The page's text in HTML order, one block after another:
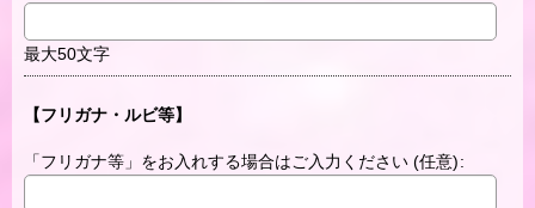
最大50文字
【フリガナ・ルビ等】
「フリガナ等」をお入れする場合はご入力ください (任意):